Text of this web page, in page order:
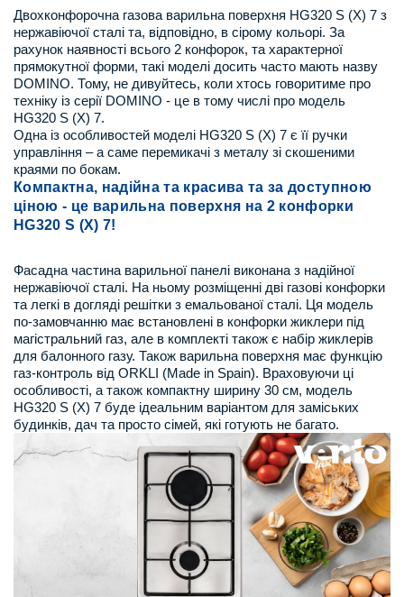
Двохконфорочна газова варильна поверхня HG320 S (X) 7 з
нержавіючої сталі та, відповідно, в сірому кольорі. За
рахунок наявності всього 2 конфорок, та характерної
прямокутної форми, такі моделі досить часто мають назву
DOMINO. Тому, не дивуйтесь, коли хтось говоритиме про
техніку із серії DOMINO - це в тому числі про модель
HG320 S (X) 7.
Одна із особливостей моделі HG320 S (X) 7 є її ручки
управління – а саме перемикачі з металу зі скошеними
краями по бокам.
Компактна, надійна та красива та за доступною
ціною - це варильна поверхня на 2 конфорки
HG320 S (X) 7!
Фасадна частина варильної панелі виконана з надійної
нержавіючої сталі. На ньому розміщенні дві газові конфорки
та легкі в догляді решітки з емальованої сталі. Ця модель
по-замовчанню має встановлені в конфорки жиклери під
магістральний газ, але в комплекті також є набір жиклерів
для балонного газу. Також варильна поверхня має функцію
газ-контроль від ORKLI (Made in Spain). Враховуючи ці
особливості, а також компактну ширину 30 см, модель
HG320 S (X) 7 буде ідеальним варіантом для заміських
будинків, дач та просто сімей, які готують не багато.